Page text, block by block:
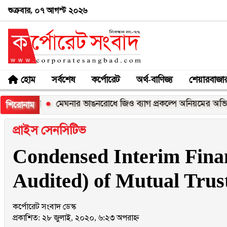
শুক্রবার, ০৭ আগস্ট ২০২৬
হোম সর্বশেষ কর্পোরেট অর্থ-বাণিজ্য
শিরোনামমেঘনার ভাঙনরোধে জিও ব্যাগ প্রকল্পে অনিয়মের অভিযোগ,
প্রাইস সেনসিটিভ
Condensed Interim
Audited) of Mutual
কর্পোরেট সংবাদ ডেস্ক
প্রকাশিত: ২৮ জুলাই, ২০২০, ৬:২৩ অপরাহ্ন